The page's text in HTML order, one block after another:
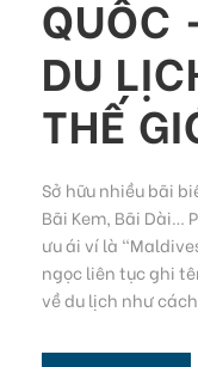
QUỐC
DU
THẾ
Sở hữu nhiều bãi
Bãi Kem, Bãi Dài…
ưu ái ví là
ngọc liên tục ghi
về du lịch như